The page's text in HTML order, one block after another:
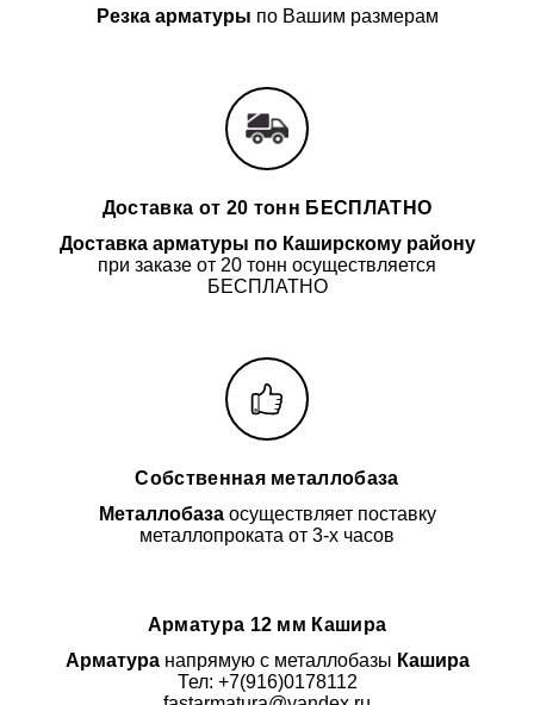
Резка арматуры по Вашим размерам
Доставка от 20 тонн БЕСПЛАТНО
Доставка арматуры по Каширскому району
при заказе от 20 тонн осуществляется
БЕСПЛАТНО
Собственная металлобаза
Металлобаза осуществляет поставку
металлопроката от 3-х часов
Арматура 12 мм Кашира
Арматуранапрямую с металлобазы Кашира
Тел: +7(916)0178112